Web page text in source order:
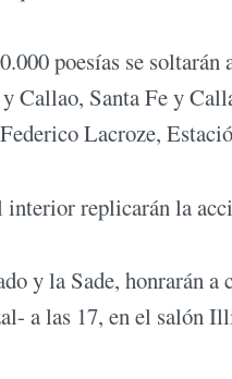
poesías se
Callao, Santa Fe y
Lacroze,
replicarán la
y la Sade, honrarán
a las 17, en el salón